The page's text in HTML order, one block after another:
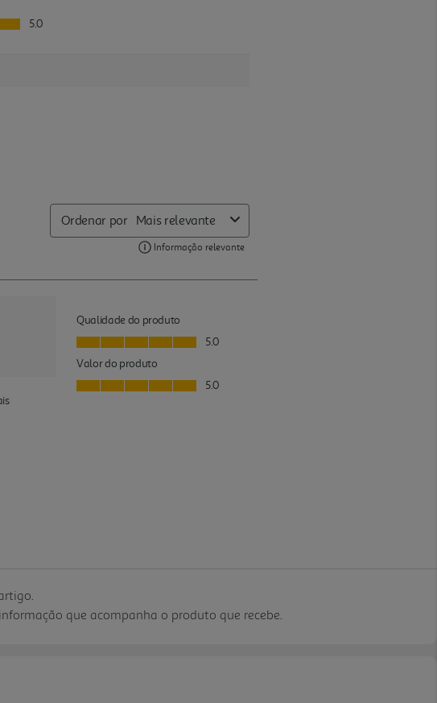
que acompanha o produto que recebe.